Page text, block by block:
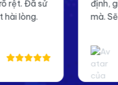
nuôi dàn tài khoản mượt
dài.